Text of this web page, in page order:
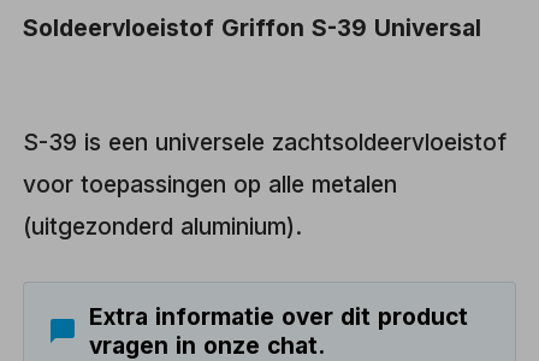
Soldeervloeistof Griffon S-39 Universal
S-39 is een universele zachtsoldeervloeistof
voor toepassingen op alle metalen
(uitgezonderd aluminium).
Extra informatie over dit product
vragen in onze chat.